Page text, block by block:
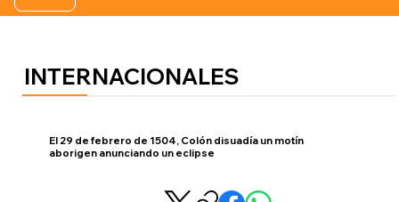
INTERNACIONALES
El 29 de febrero de 1504, Colón disuadía un motín
aborigen anunciando un eclipse